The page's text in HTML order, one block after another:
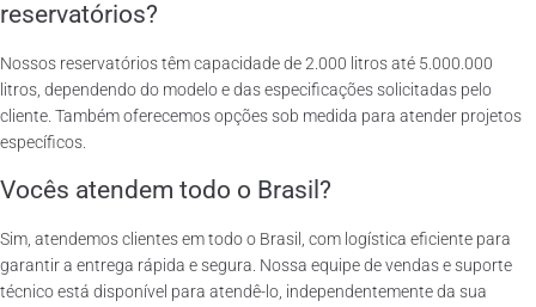
reservatórios?
Nossos reservatórios têm capacidade de 2.000 litros até 5.000.000
litros, dependendo do modelo e das especificações solicitadas pelo
cliente. Também oferecemos opções sob medida para atender projetos
específicos.
Vocês atendem todo o Brasil?
Sim, atendemos clientes em todo o Brasil, com logística eficiente para
garantir a entrega rápida e segura. Nossa equipe de vendas e suporte
técnico está disponível para atendê-lo, independentemente da sua